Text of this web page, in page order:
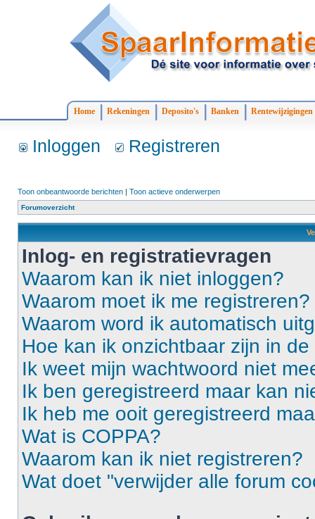
Home Rekeningen Deposito's Banken Rentewijzigingen
Inloggen Registreren
Toon onbeantwoorde berichten | Toon actieve onderwerpen
Forumoverzicht
Inlog- en registratievragen
Waarom kan ik niet inloggen?
Waarom moet ik me registreren?
Waarom word ik automatisch
Hoe kan ik onzichtbaar zijn in
Ik weet mijn wachtwoord niet
Ik ben geregistreerd maar kan
Ik heb me ooit geregistreerd
Wat is COPPA?
Waarom kan ik niet registreren?
Wat doet "verwijder alle forum